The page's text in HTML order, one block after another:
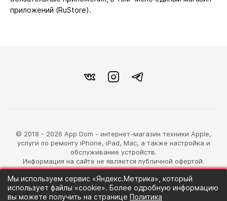
приложений (RuStore).
© 2018 - 2026 App Dom - интернет-магазин техники Apple,
услуги по ремонту iPhone, iPad, Mac, а также настройка и
обслуживание устройств.
Информация на сайте не является публичной офертой.
разработка магазина
Синий Лев
Мы используем сервис «Яндекс.Метрика», который
использует файлы «cookie». Более одробную информацию
вы можете получить на странице Политика